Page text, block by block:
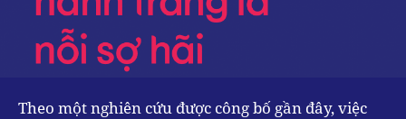
Theo một nghiên cứu được công bố gần đây, việc